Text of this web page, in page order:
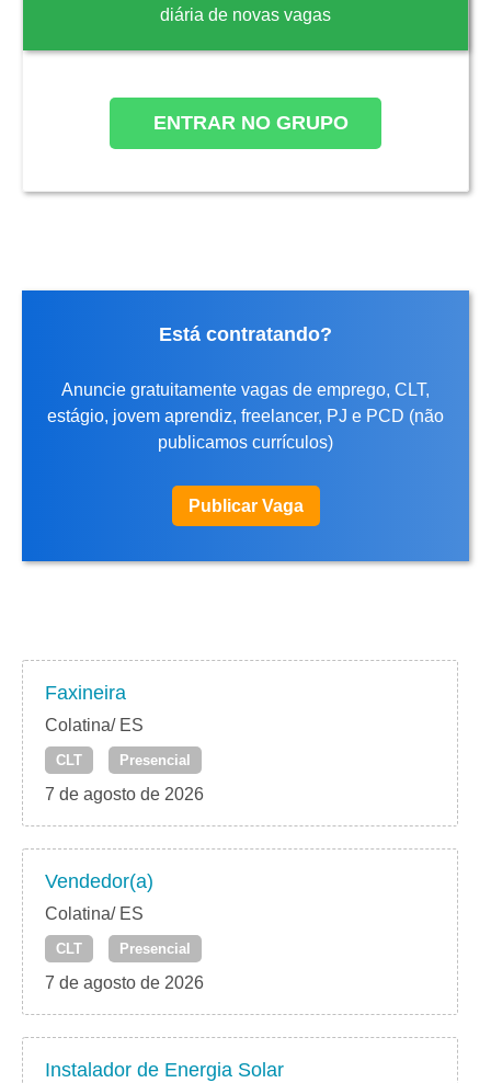
diária de novas vagas
ENTRAR NO GRUPO
Está contratando?
Anuncie gratuitamente vagas de emprego, CLT,
estágio, jovem aprendiz, freelancer, PJ e PCD (não
publicamos currículos)
Publicar Vaga
Faxineira
Colatina/ ES
CLT Presencial
7 de agosto de 2026
Vendedor(a)
Colatina/ ES
CLT Presencial
7 de agosto de 2026
Instalador de Energia Solar